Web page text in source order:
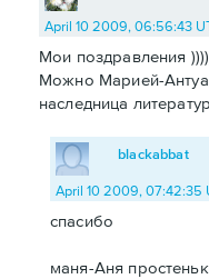
April 10 2009, 06:56:43
Мои поздравления
Можно Марией-
наследница
blackabbat
April 10 2009, 07:42:35
спасибо
маня-Аня